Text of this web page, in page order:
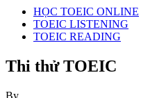
HỌC TOEIC ONLINE
TOEIC LISTENING
TOEIC READING
Thi thử TOEIC
By